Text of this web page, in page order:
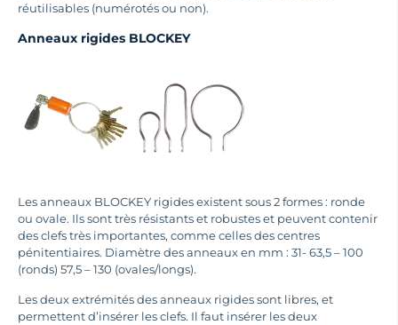
réutilisables (numérotés ou non).
Anneaux rigides BLOCKEY
Les anneaux BLOCKEY rigides existent sous 2 formes : ronde
ou ovale. Ils sont très résistants et robustes et peuvent contenir
des clefs très importantes, comme celles des centres
pénitentiaires. Diamètre des anneaux en mm : 31- 63,5 – 100
(ronds) 57,5 – 130 (ovales/longs).
Les deux extrémités des anneaux rigides sont libres, et
permettent d’insérer les clefs. Il faut insérer les deux